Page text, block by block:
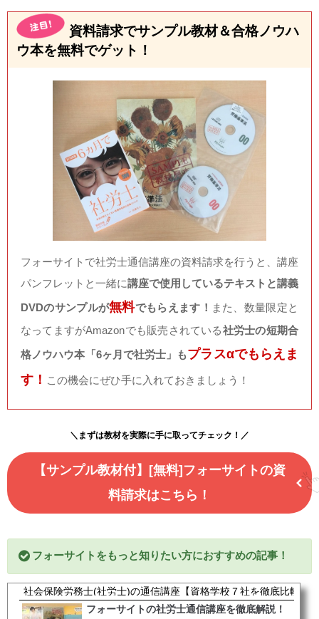
資料請求でサンプル教材＆合格ノウハ
ウ本を無料でゲット！
フォーサイトで社労士通信講座の資料請求を行うと、講座
パンフレットと一緒に講座で使用しているテキストと講義
DVDのサンプルが無料でもらえます！ また、数量限定と
なってますがAmazonでも販売されている社労士の短期合
格ノウハウ本「6ヶ月で社労士」もプラスαでもらえま
す！ この機会にぜひ手に入れておきましょう！
＼まずは教材を実際に手に取ってチェック！／
【サンプル教材付】[無料]フォーサイトの資
料請求はこちら！
フォーサイトをもっと知りたい方におすすめの記事！
社会保険労務士(社労士)の通信講座【資格学校７社を徹底比較】
フォーサイトの社労士通信講座を徹底解説！